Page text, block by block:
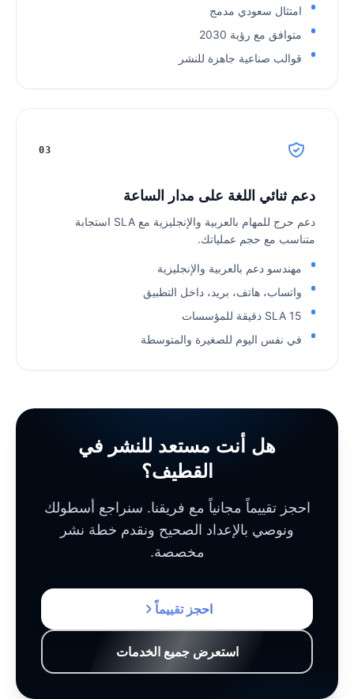
امتثال سعودي مدمج
متوافق مع رؤية 2030
قوالب صناعية جاهزة للنشر
03
دعم ثنائي اللغة على مدار الساعة
دعم حرج للمهام بالعربية والإنجليزية مع SLA استجابة
متناسب مع حجم عملياتك.
مهندسو دعم بالعربية والإنجليزية
واتساب، هاتف، بريد، داخل التطبيق
SLA 15 دقيقة للمؤسسات
في نفس اليوم للصغيرة والمتوسطة
هل أنت مستعد للنشر في
القطيف؟
احجز تقييماً مجانياً مع فريقنا. سنراجع أسطولك
ونوصي بالإعداد الصحيح ونقدم خطة نشر
مخصصة.
احجز تقييماً
استعرض جميع الخدمات